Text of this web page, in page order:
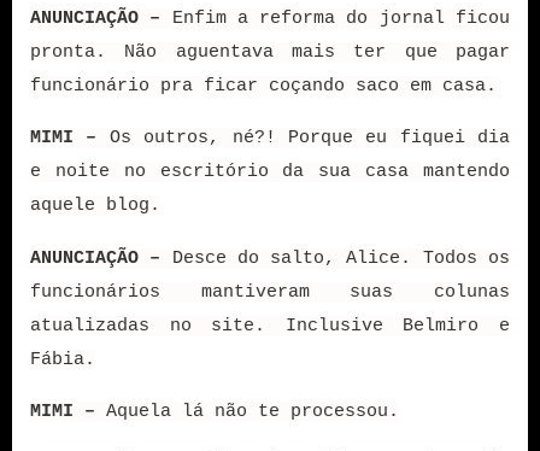
ANUNCIAÇÃO – Enfim a reforma do jornal ficou
pronta. Não aguentava mais ter que pagar
funcionário pra ficar coçando saco em casa.
MIMI – Os outros, né?! Porque eu fiquei dia
e noite no escritório da sua casa mantendo
aquele blog.
ANUNCIAÇÃO – Desce do salto, Alice. Todos os
funcionários mantiveram suas colunas
atualizadas no site. Inclusive Belmiro e
Fábia.
MIMI – Aquela lá não te processou.